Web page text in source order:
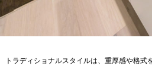
トラディショナルスタイルは、重厚感や格